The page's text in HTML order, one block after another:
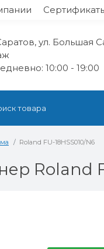
ул. Большая
10:00 - 19:00
Roland FU-18HSS010/N6
Roland